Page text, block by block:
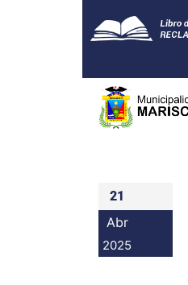
21
Abr
2025